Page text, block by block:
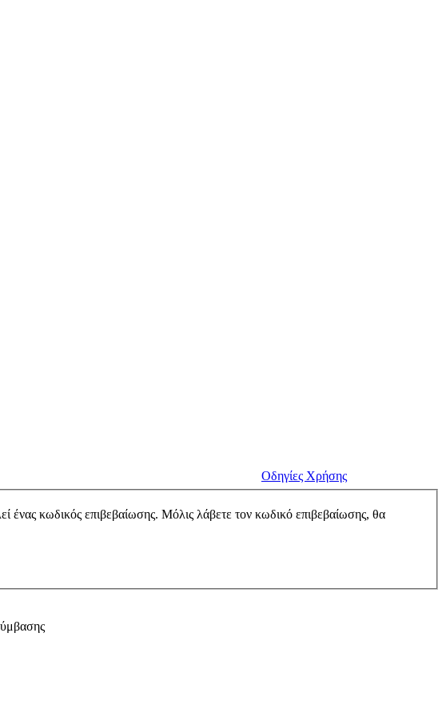
Οδηγίες Χρήσης
κωδικός επιβεβαίωσης. Μόλις λάβετε τον κωδικό επιβεβαίωσης, θα